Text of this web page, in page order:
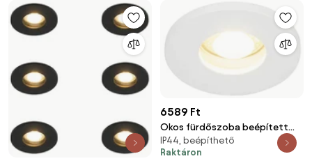
6589 Ft
Okos fürdőszoba beépített
spotlámpa fehér, Wi-Fi-vel,
GU10 - Shed
IP44, beépíthető
Raktáron